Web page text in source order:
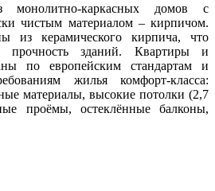
монолитно-каркасных домов с
чистым материалом – кирпичом.
из керамического кирпича, что
прочность зданий. Квартиры и
по европейским стандартам и
жилья комфорт-класса:
материалы, высокие потолки (2,7
проёмы, остеклённые балконы,